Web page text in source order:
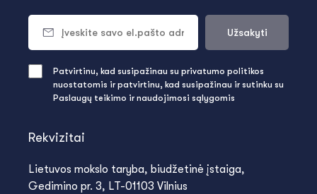
Rekvizitai
Lietuvos mokslo taryba, biudžetinė įstaiga,
Gedimino pr. 3, LT-01103 Vilnius
Užsakyti
Patvirtinu, kad susipažinau su privatumo politikos
nuostatomis ir patvirtinu, kad susipažinau ir sutinku su
Paslaugų teikimo ir naudojimosi sąlygomis